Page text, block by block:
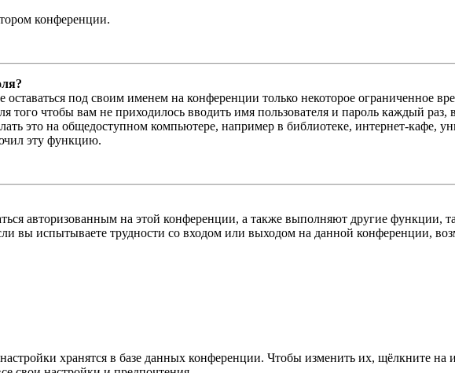
конференции.
оставаться под своим именем на конференции только некоторое ограниченное
того чтобы вам не приходилось вводить имя пользователя и пароль каждый
это на общедоступном компьютере, например в библиотеке, интернет-кафе,
эту функцию.
авторизованным на этой конференции, а также выполняют другие функции,
вы испытываете трудности со входом или выходом на данной конференции,
хранятся в базе данных конференции. Чтобы изменить их, щёлкните на